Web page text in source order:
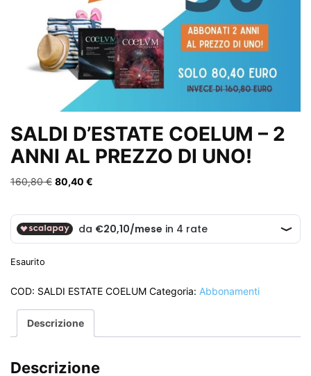
SALDI D’ESTATE COELUM – 2
ANNI AL PREZZO DI UNO!
160,80€ Il
era:
160,80 €.
80,40 €
è:
Esaurito
COD: SALDI ESTATE COELUM Categoria: Abbonamenti
Descrizione
Descrizione